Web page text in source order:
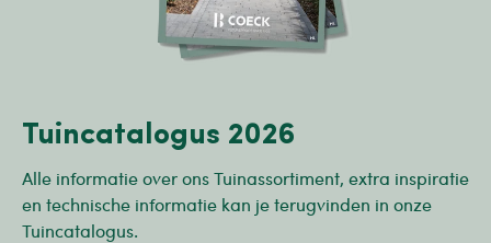
Tuincatalogus 2026
Alle informatie over ons Tuinassortiment, extra inspiratie
en technische informatie kan je terugvinden in onze
Tuincatalogus.